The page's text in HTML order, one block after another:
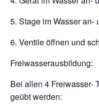
5. Stage im Wasser an-
6. Ventile öffnen und
Freiwasserausbildung:
Bei allen 4 Freiwasser-
geübt werden: